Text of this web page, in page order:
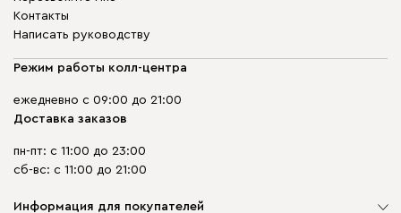
Контакты
Написать руководству
Режим работы колл-центра
ежедневно с 09:00 до 21:00
Доставка заказов
пн-пт: с 11:00 до 23:00
сб-вс: с 11:00 до 21:00
Информация для покупателей